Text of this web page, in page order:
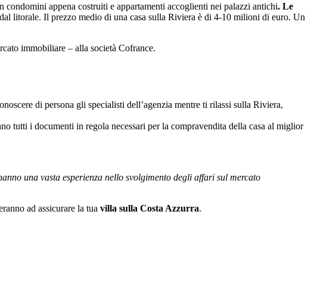
appena costruiti e appartamenti accoglienti nei palazzi antichi. Le
litorale. Il prezzo medio di una casa sulla Riviera è di 4-10 milioni di euro. Un
immobiliare – alla società Cofrance.
di persona gli specialisti dell’agenzia mentre ti rilassi sulla Riviera,
tutti i documenti in regola necessari per la compravendita della casa al miglior
una vasta esperienza nello svolgimento degli affari sul mercato
ad assicurare la tua villa sulla Costa Azzurra.